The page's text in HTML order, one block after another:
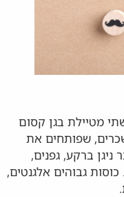
מטיילת בגן קסום
שפותחים את
ברקע, גפנים,
גבוהים אלגנטים,